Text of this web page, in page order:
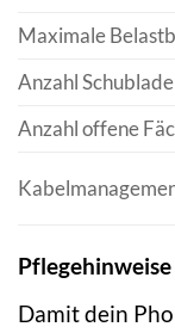
Maximale
Anzahl
Anzahl offene
Damit dein